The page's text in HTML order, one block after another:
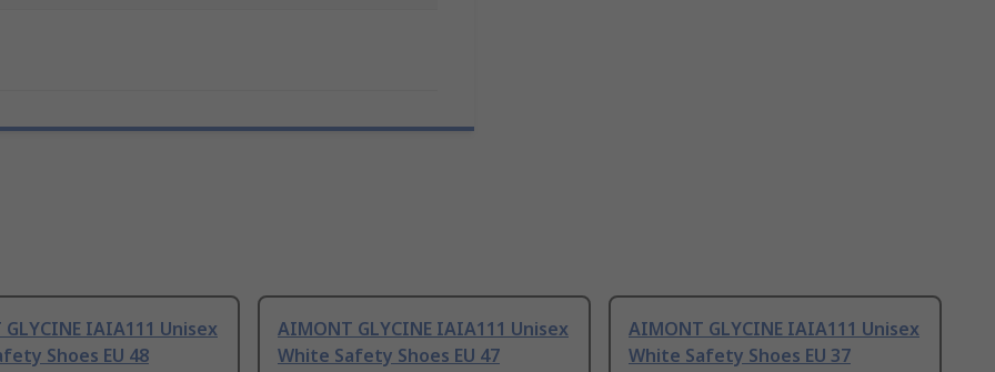
IAIA111 Unisex
Shoes EU 48
AIMONT GLYCINE IAIA111 Unisex
White Safety Shoes EU 47
AIMONT GLYCINE IAIA111 Unisex
White Safety Shoes EU 37